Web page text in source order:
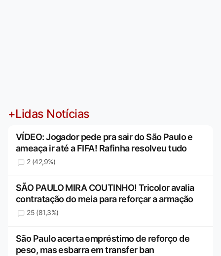
+Lidas Notícias
VÍDEO: Jogador pede pra sair do São Paulo e
ameaça ir até a FIFA! Rafinha resolveu tudo
2 (42,9%)
SÃO PAULO MIRA COUTINHO! Tricolor avalia
contratação do meia para reforçar a armação
25 (81,3%)
São Paulo acerta empréstimo de reforço de
peso, mas esbarra em transfer ban